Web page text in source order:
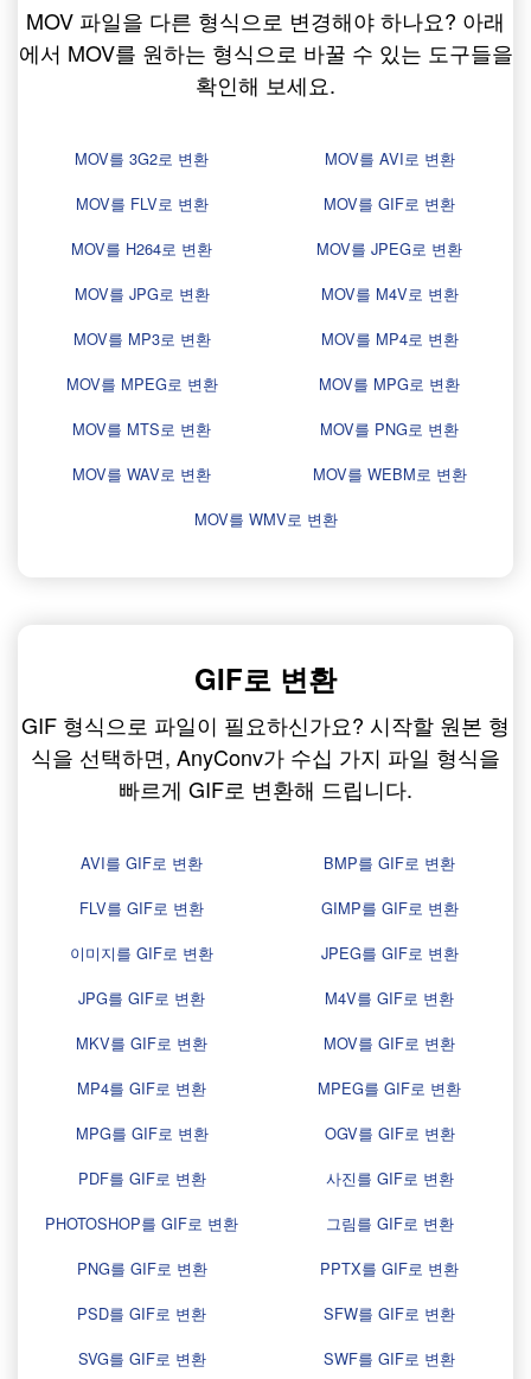
MOV 파일을 다른 형식으로 변경해야 하나요? 아래
에서 MOV를 원하는 형식으로 바꿀 수 있는 도구들을
확인해 보세요.
MOV를 3G2로 변환
MOV를 AVI로 변환
MOV를 FLV로 변환
MOV를 GIF로 변환
MOV를 H264로 변환
MOV를 JPEG로 변환
MOV를 JPG로 변환
MOV를 M4V로 변환
MOV를 MP3로 변환
MOV를 MP4로 변환
MOV를 MPEG로 변환
MOV를 MPG로 변환
MOV를 MTS로 변환
MOV를 PNG로 변환
MOV를 WAV로 변환
MOV를 WEBM로 변환
MOV를 WMV로 변환
GIF로 변환
GIF 형식으로 파일이 필요하신가요? 시작할 원본 형
식을 선택하면, AnyConv가 수십 가지 파일 형식을
빠르게 GIF로 변환해 드립니다.
AVI를 GIF로 변환
BMP를 GIF로 변환
FLV를 GIF로 변환
GIMP를 GIF로 변환
이미지를 GIF로 변환
JPEG를 GIF로 변환
JPG를 GIF로 변환
M4V를 GIF로 변환
MKV를 GIF로 변환
MOV를 GIF로 변환
MP4를 GIF로 변환
MPEG를 GIF로 변환
MPG를 GIF로 변환
OGV를 GIF로 변환
PDF를 GIF로 변환
사진를 GIF로 변환
PHOTOSHOP를 GIF로 변환
그림를 GIF로 변환
PNG를 GIF로 변환
PPTX를 GIF로 변환
PSD를 GIF로 변환
SFW를 GIF로 변환
SVG를 GIF로 변환
SWF를 GIF로 변환